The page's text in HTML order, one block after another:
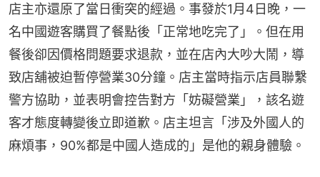
店主亦還原了當日衝突的經過。事發於1月4日晚，一
名中國遊客購買了餐點後「正常地吃完了」。但在用
餐後卻因價格問題要求退款，並在店內大吵大鬧，導
致店舖被迫暫停營業30分鐘。店主當時指示店員聯繫
警方協助，並表明會控告對方「妨礙營業」，該名遊
客才態度轉變後立即道歉。店主坦言「涉及外國人的
麻煩事，90%都是中國人造成的」是他的親身體驗。